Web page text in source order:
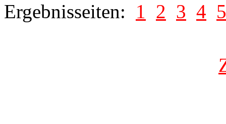
Ergebnisseiten: 1 2 3 4 5